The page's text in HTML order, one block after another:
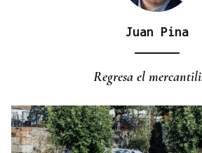
cantera de Untes
Juan Pina
Regresa el